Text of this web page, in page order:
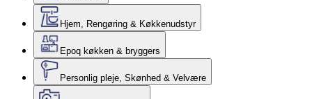
Hjem, Rengøring & Køkkenudstyr
Epoq køkken & bryggers
Personlig pleje, Skønhed & Velvære